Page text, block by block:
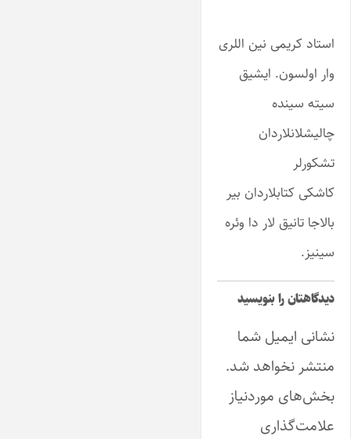
استاد کریمی نین اللری
وار اولسون. ایشیق
سیته سینده
چالیشلانلاردان
تشکورلر
کاشکی کتابلاردان بیر
بالاجا تانیق لار دا وئره
سینیز.
دیدگاهتان را بنویسید
نشانی ایمیل شما
منتشر نخواهد شد.
بخش‌های موردنیاز
علامت‌گذاری